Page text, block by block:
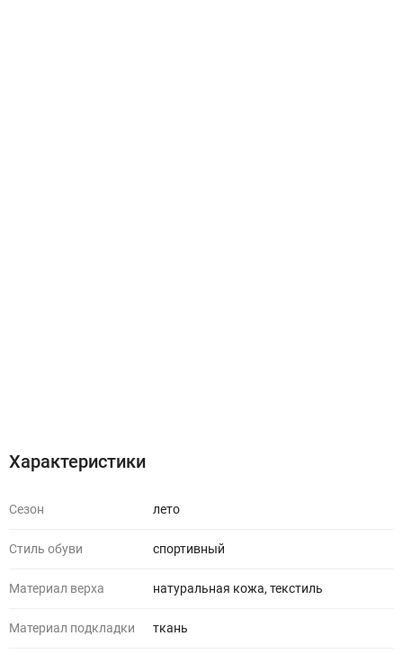
Характеристики
Сезон лето
Стиль обуви спортивный
Материал верха натуральная кожа, текстиль
Материал подкладки ткань